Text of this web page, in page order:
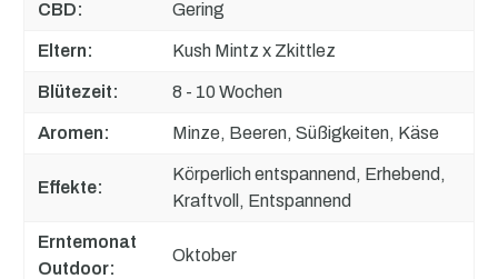
CBD: Gering
Eltern: Kush Mintz x Zkittlez
Blütezeit: 8 - 10 Wochen
Aromen: Minze, Beeren, Süßigkeiten, Käse
Effekte:
Körperlich entspannend, Erhebend,
Kraftvoll, Entspannend
Erntemonat
Outdoor:
Oktober